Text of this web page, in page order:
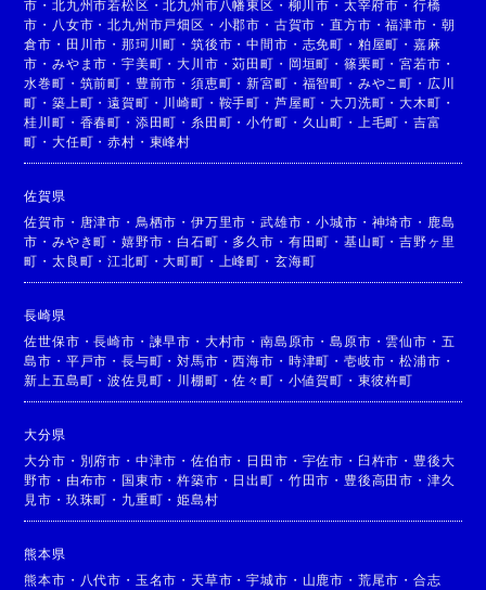
市 ・北九州市若松区 ・北九州市八幡東区 ・ 柳川市 ・ 太宰府市 ・ 行橋
市 ・ 八女市 ・北九州市戸畑区 ・ 小郡市 ・ 古賀市 ・直方市 ・福津市 ・ 朝
倉市 ・ 田川市 ・那珂川町 ・筑後市 ・中間市 ・ 志免町 ・ 粕屋町 ・ 嘉麻
市 ・みやま市 ・宇美町 ・大川市 ・苅田町 ・ 岡垣町 ・ 篠栗町 ・宮若市 ・
水巻町 ・ 筑前町 ・ 豊前市 ・須恵町 ・新宮町 ・ 福智町 ・ みやこ町 ・ 広川
町 ・築上町 ・遠賀町 ・ 川崎町 ・ 鞍手町 ・ 芦屋町 ・大刀洗町 ・大木町 ・
桂川町 ・ 香春町 ・ 添田町 ・ 糸田町 ・小竹町 ・ 久山町 ・ 上毛町 ・ 吉富
町 ・大任町 ・赤村 ・ 東峰村
佐賀県
佐賀市 ・ 唐津市 ・ 鳥栖市 ・伊万里市 ・武雄市 ・小城市 ・ 神埼市 ・ 鹿島
市 ・みやき町 ・嬉野市 ・ 白石町 ・ 多久市 ・ 有田町 ・ 基山町 ・吉野ヶ里
町 ・太良町 ・江北町 ・大町町 ・ 上峰町 ・ 玄海町
長崎県
佐世保市 ・長崎市 ・ 諫早市 ・ 大村市 ・南島原市 ・島原市 ・ 雲仙市 ・ 五
島市 ・ 平戸市 ・長与町 ・対馬市 ・西海市 ・ 時津町 ・ 壱岐市 ・松浦市 ・
新上五島町 ・波佐見町 ・ 川棚町 ・佐々町 ・ 小値賀町 ・ 東彼杵町
大分県
大分市 ・ 別府市 ・ 中津市 ・佐伯市 ・ 日田市 ・ 宇佐市 ・ 臼杵市 ・ 豊後大
野市 ・ 由布市 ・ 国東市 ・杵築市 ・ 日出町 ・ 竹田市 ・ 豊後高田市 ・ 津久
見市 ・ 玖珠町 ・ 九重町 ・姫島村
熊本県
熊本市 ・ 八代市 ・ 玉名市 ・ 天草市 ・宇城市 ・ 山鹿市 ・ 荒尾市 ・ 合志